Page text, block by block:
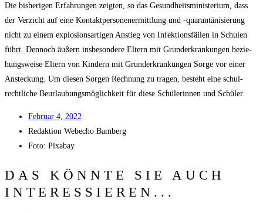
Die bis­he­ri­gen Erfah­run­gen zeig­ten, so das Gesund­heits­mi­nis­te­ri­um, dass
der Ver­zicht auf eine Kon­takt­per­so­nen­er­mitt­lung und ‑qua­ran­tä­ni­sie­rung
nicht zu einem explo­si­ons­ar­ti­gen Anstieg von Infek­ti­ons­fäl­len in Schu­len
führt. Den­noch äußern ins­be­son­de­re Eltern mit Grund­er­kran­kun­gen bezie­
hungs­wei­se Eltern von Kin­dern mit Grund­er­kran­kun­gen Sor­ge vor einer
Anste­ckung. Um die­sen Sor­gen Rech­nung zu tra­gen, besteht eine schul­
recht­li­che Beur­lau­bungs­mög­lich­keit für die­se Schü­le­rin­nen und Schüler.
Febru­ar 4, 2022
Redak­ti­on Web­echo Bamberg
Foto: Pixabay
DAS KÖNNTE SIE AUCH
INTERESSIEREN...